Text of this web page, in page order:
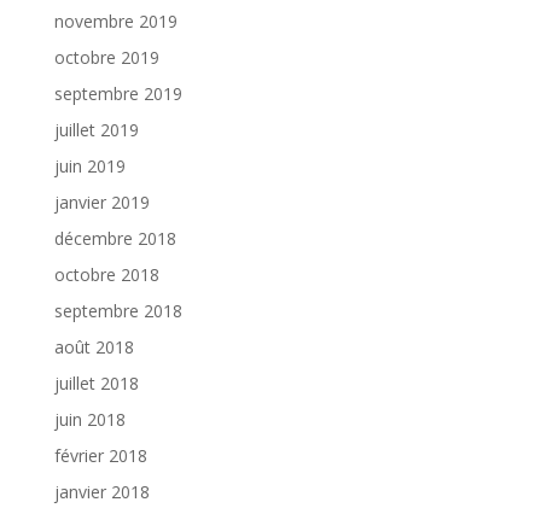
novembre 2019
octobre 2019
septembre 2019
juillet 2019
juin 2019
janvier 2019
décembre 2018
octobre 2018
septembre 2018
août 2018
juillet 2018
juin 2018
février 2018
janvier 2018